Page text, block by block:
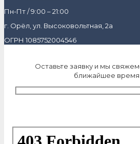
Пн-Пт / 9:00 – 21:00
г. Орёл, ул. Высоковольтная, 2а
ОГРН 1085752004546
Оставьте заявку и мы
ближайшее время